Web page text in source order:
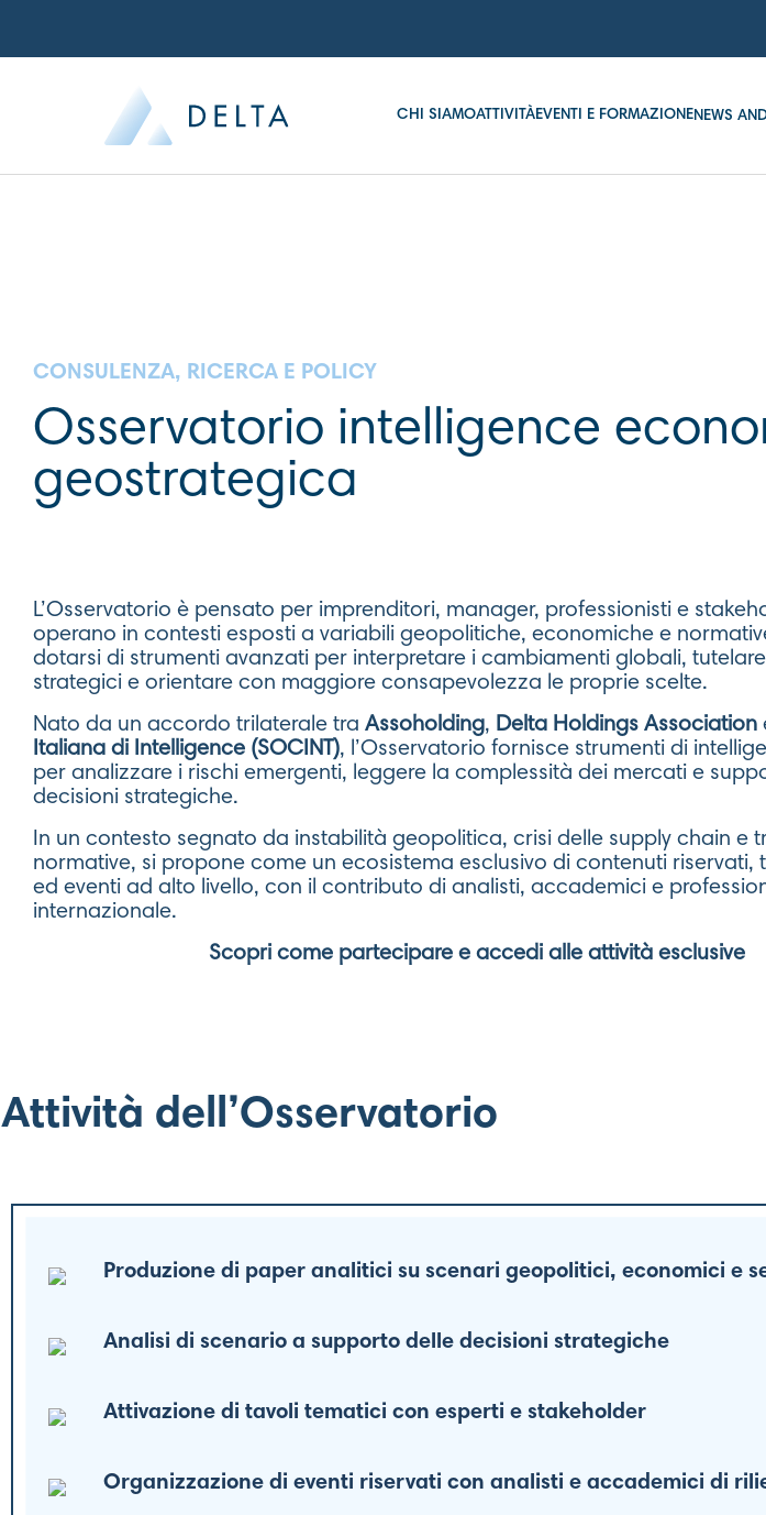
CHI SIAMOATTIVITÀEVENTI E FORMAZIONENEWS
CONSULENZA, RICERCA E POLICY
Osservatorio intelligence
geostrategica
L’Osservatorio è pensato per imprenditori, manager, professionisti e
operano in contesti esposti a variabili geopolitiche, economiche e
dotarsi di strumenti avanzati per interpretare i cambiamenti globali,
strategici e orientare con maggiore consapevolezza le proprie scelte.
Nato da un accordo trilaterale tra Assoholding, Delta Holdings Association
Italiana di Intelligence (SOCINT), l’Osservatorio fornisce strumenti di
per analizzare i rischi emergenti, leggere la complessità dei mercati e
decisioni strategiche.
In un contesto segnato da instabilità geopolitica, crisi delle supply chain e
normative, si propone come un ecosistema esclusivo di contenuti riservati,
ed eventi ad alto livello, con il contributo di analisti, accademici e
internazionale.
Scopri come partecipare e accedi alle attività esclusive
Attività dell’Osservatorio
Produzione di paper analitici su scenari geopolitici, economici e
Analisi di scenario a supporto delle decisioni strategiche
Attivazione di tavoli tematici con esperti e stakeholder
Organizzazione di eventi riservati con analisti e accademici di